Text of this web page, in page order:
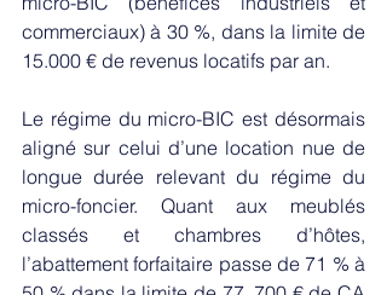
commerciaux) à 30 %, dans la limite de
15.000 € de revenus locatifs par an.
Le régime du micro-BIC est désormais
aligné sur celui d’une location nue de
longue durée relevant du régime du
micro-foncier. Quant aux meublés
classés et chambres d’hôtes,
l’abattement forfaitaire passe de 71 % à